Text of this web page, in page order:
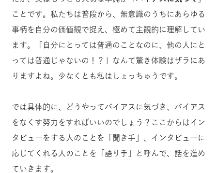
ことです。私たちは普段から、無意識のうちにあらゆる
事柄を自分の価値観で捉え、極めて主観的に理解してい
ます。「自分にとっては普通のことなのに、他の人にと
っては普通じゃないの！？」なんて驚き体験はザラにあ
りますよね。少なくとも私はしょっちゅうです。
では具体的に、どうやってバイアスに気づき、バイアス
をなくす努力をすればいいのでしょう？ここからはイン
タビューをする人のことを「聞き手」、インタビューに
応じてくれる人のことを「語り手」と呼んで、話を進め
ていきます。